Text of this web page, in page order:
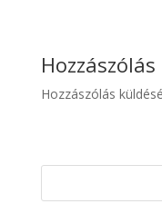
Hozzászólás